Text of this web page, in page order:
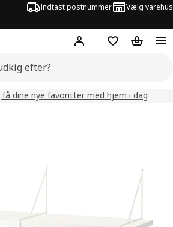
Indtast postnummer Vælg varehus
Hej! Log ind her
Huskeliste
Kurv
dine nye favoritter med hjem i dag